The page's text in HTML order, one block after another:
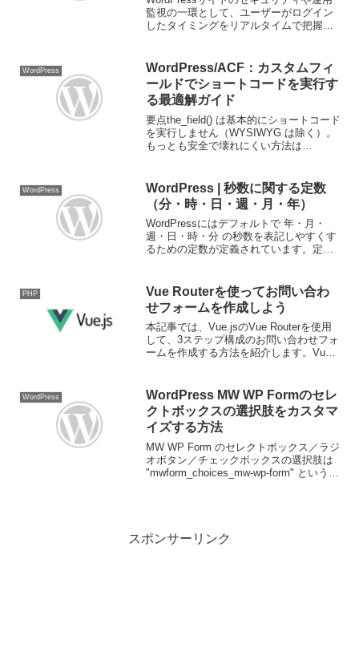
監視の一環として、ユーザーがログイン
したタイミングをリアルタイムで把握す
ルの3種類の通知手段にまとめてログイ
ン...
WordPress
WordPress/ACF：カスタムフィ
ールドでショートコードを実行す
る最適解ガイド
要点the_field() は基本的にショートコード
を実行しません（WYSIWYG は除く）。
もっとも安全で壊れにくい方法は
WordPress
WordPress | 秒数に関する定数
（分・時・日・週・月・年）
WordPressにはデフォルトで 年・月・
週・日・時・分 の秒数を表記しやすくす
るための定数が定義されています。定数
PHP
Vue Routerを使ってお問い合わ
せフォームを作成しよう
本記事では、Vue.jsのVue Routerを使用
して、3ステップ構成のお問い合わせフォ
ームを作成する方法を紹介します。Vue
す。使用技術とバージョン情報Vu...
WordPress
WordPress MW WP Formのセレ
クトボックスの選択肢をカスタマ
イズする方法
MW WP Form のセレクトボックス／ラジ
オボタン／チェックボックスの選択肢は
"mwform_choices_mw-wp-form" という選
スポンサーリンク